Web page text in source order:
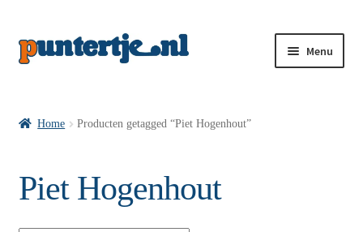
Menu
Home Producten getagged “Piet Hogenhout”
Piet Hogenhout